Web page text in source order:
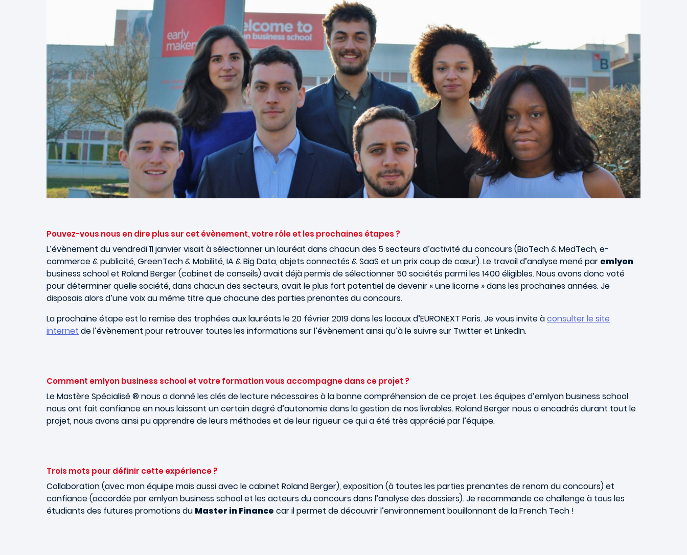
Pouvez-vous nous en dire plus sur cet évènement, votre rôle et les prochaines étapes ?
L’évènement du vendredi 11 janvier visait à sélectionner un lauréat dans chacun des 5 secteurs d’activité du concours (BioTech & MedTech, e-
commerce & publicité, GreenTech & Mobilité, IA & Big Data, objets connectés & SaaS et un prix coup de cœur). Le travail d’analyse mené par emlyon
business school et Roland Berger (cabinet de conseils) avait déjà permis de sélectionner 50 sociétés parmi les 1400 éligibles. Nous avons donc voté
pour déterminer quelle société, dans chacun des secteurs, avait le plus fort potentiel de devenir « une licorne » dans les prochaines années. Je
disposais alors d’une voix au même titre que chacune des parties prenantes du concours.
La prochaine étape est la remise des trophées aux lauréats le 20 février 2019 dans les locaux d’EURONEXT Paris. Je vous invite àconsulter le site
internet de l’évènement pour retrouver toutes les informations sur l’évènement ainsi qu’à le suivre sur Twitter et LinkedIn.
Comment emlyon business school et votre formation vous accompagne dans ce projet ?
Le Mastère Spécialisé ® nous a donné les clés de lecture nécessaires à la bonne compréhension de ce projet. Les équipes d’emlyon business school
nous ont fait confiance en nous laissant un certain degré d’autonomie dans la gestion de nos livrables. Roland Berger nous a encadrés durant tout le
projet, nous avons ainsi pu apprendre de leurs méthodes et de leur rigueur ce qui a été très apprécié par l’équipe.
Trois mots pour définir cette expérience ?
Collaboration (avec mon équipe mais aussi avec le cabinet Roland Berger), exposition (à toutes les parties prenantes de renom du concours) et
confiance (accordée par emlyon business school et les acteurs du concours dans l’analyse des dossiers). Je recommande ce challenge à tous les
étudiants des futures promotions du Master in Finance car il permet de découvrir l’environnement bouillonnant de la French Tech !